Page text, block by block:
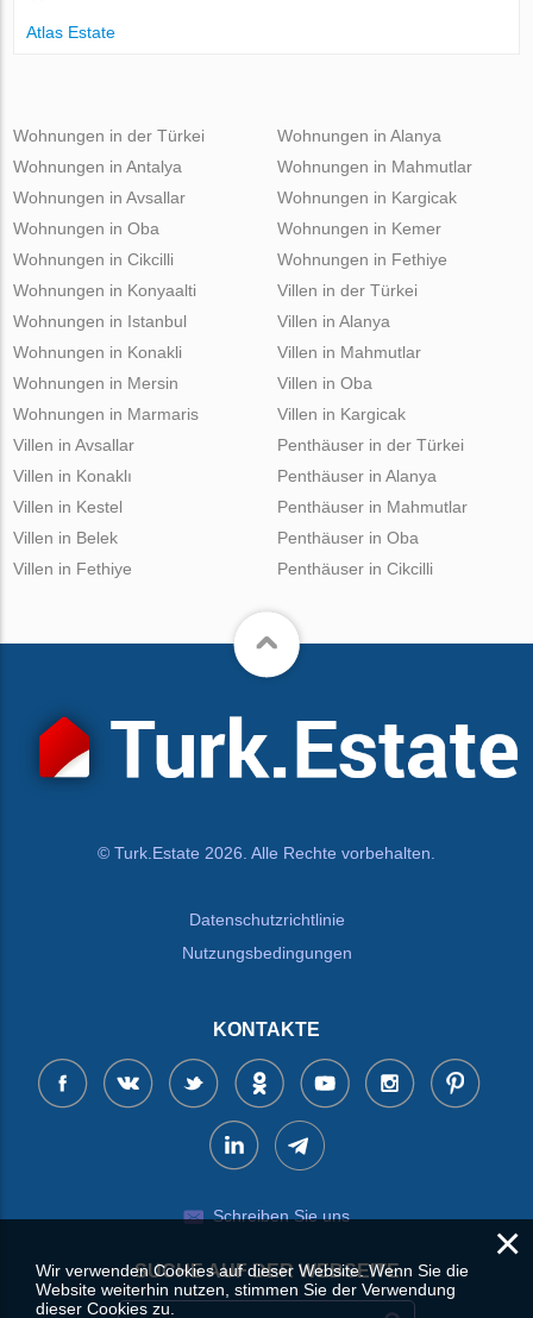
Atlas Estate
Wohnungen in der Türkei
Wohnungen in Antalya
Wohnungen in Avsallar
Wohnungen in Oba
Wohnungen in Cikcilli
Wohnungen in Alanya
Wohnungen in Mahmutlar
Wohnungen in Kargicak
Wohnungen in Kemer
Wohnungen in Fethiye
Wohnungen in Konyaalti
Wohnungen in Istanbul
Wohnungen in Konakli
Wohnungen in Mersin
Wohnungen in Marmaris
Villen in der Türkei
Villen in Alanya
Villen in Mahmutlar
Villen in Oba
Villen in Kargicak
Villen in Avsallar
Villen in Konaklı
Villen in Kestel
Villen in Belek
Villen in Fethiye
Penthäuser in der Türkei
Penthäuser in Alanya
Penthäuser in Mahmutlar
Penthäuser in Oba
Penthäuser in Cikcilli
© Turk.Estate 2026. Alle Rechte vorbehalten.
Datenschutzrichtlinie
Nutzungsbedingungen
KONTAKTE
Schreiben Sie uns
SUCHE AUF DER WEBSEITE
×
Wir verwenden Cookies auf dieser Website. Wenn Sie die
Website weiterhin nutzen, stimmen Sie der Verwendung
dieser Cookies zu.